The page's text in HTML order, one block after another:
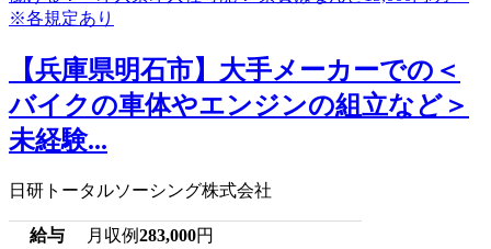
【兵庫県明石市】大手メーカーでの＜
バイクの車体やエンジンの組立など＞
未経験...
日研トータルソーシング株式会社
給与 月収例283,000円